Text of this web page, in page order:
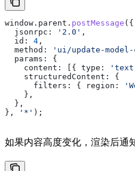
window . parent . postMessage ({
  jsonrpc:
'2.0' ,
  id:
4 ,
  method:
'ui/update-
  params:
{
    content:
[{ type:
    structuredContent:
{
      filters:
{ region:
    },
  },
},
'*' );
如果内容高度变化，渲染后通